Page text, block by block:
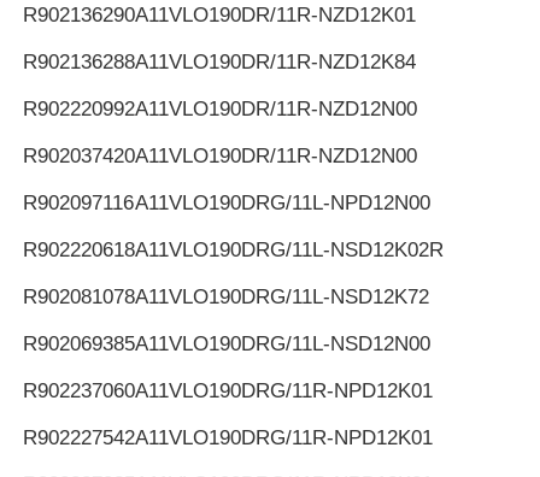
R902136290A11VLO190DR/11R-NZD12K01
R902136288A11VLO190DR/11R-NZD12K84
R902220992A11VLO190DR/11R-NZD12N00
R902037420A11VLO190DR/11R-NZD12N00
R902097116A11VLO190DRG/11L-NPD12N00
R902220618A11VLO190DRG/11L-NSD12K02R
R902081078A11VLO190DRG/11L-NSD12K72
R902069385A11VLO190DRG/11L-NSD12N00
R902237060A11VLO190DRG/11R-NPD12K01
R902227542A11VLO190DRG/11R-NPD12K01